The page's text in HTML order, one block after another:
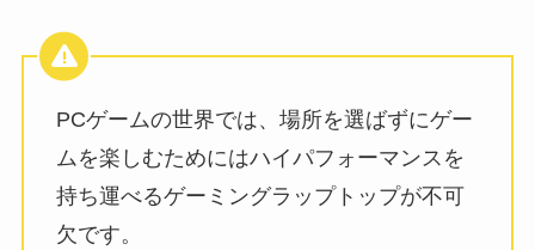
PCゲームの世界では、場所を選ばずにゲー
ムを楽しむためにはハイパフォーマンスを
持ち運べるゲーミングラップトップが不可
欠です。